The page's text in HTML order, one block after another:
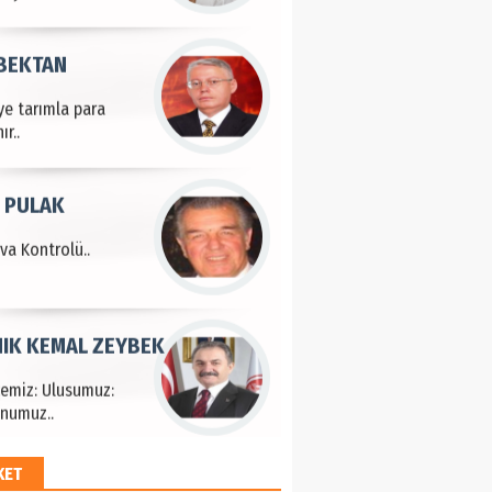
tarımla para
Kontrolü..
PULAK
Ulusumuz:
KEMAL ZEYBEK
HAYRİ PEKER